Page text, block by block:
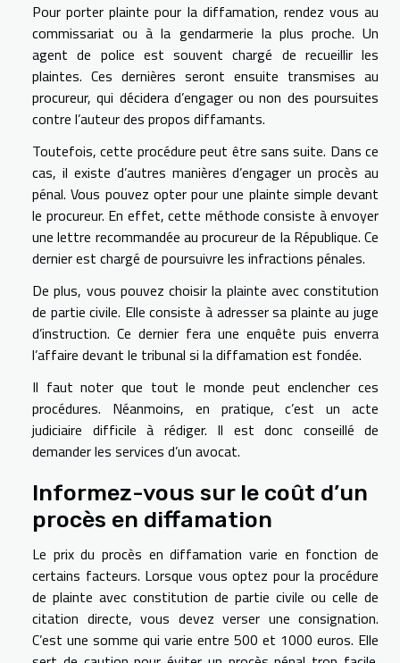
Pour porter plainte pour la diffamation, rendez vous au
commissariat ou à la gendarmerie la plus proche. Un
agent de police est souvent chargé de recueillir les
plaintes. Ces dernières seront ensuite transmises au
procureur, qui décidera d’engager ou non des poursuites
contre l’auteur des propos diffamants.
Toutefois, cette procédure peut être sans suite. Dans ce
cas, il existe d’autres manières d’engager un procès au
pénal. Vous pouvez opter pour une plainte simple devant
le procureur. En effet, cette méthode consiste à envoyer
une lettre recommandée au procureur de la République. Ce
dernier est chargé de poursuivre les infractions pénales.
De plus, vous pouvez choisir la plainte avec constitution
de partie civile. Elle consiste à adresser sa plainte au juge
d’instruction. Ce dernier fera une enquête puis enverra
l’affaire devant le tribunal si la diffamation est fondée.
Il faut noter que tout le monde peut enclencher ces
procédures. Néanmoins, en pratique, c’est un acte
judiciaire difficile à rédiger. Il est donc conseillé de
demander les services d’un avocat.
Informez-vous sur le coût d’un
procès en diffamation
Le prix du procès en diffamation varie en fonction de
certains facteurs. Lorsque vous optez pour la procédure
de plainte avec constitution de partie civile ou celle de
citation directe, vous devez verser une consignation.
C’est une somme qui varie entre 500 et 1000 euros. Elle